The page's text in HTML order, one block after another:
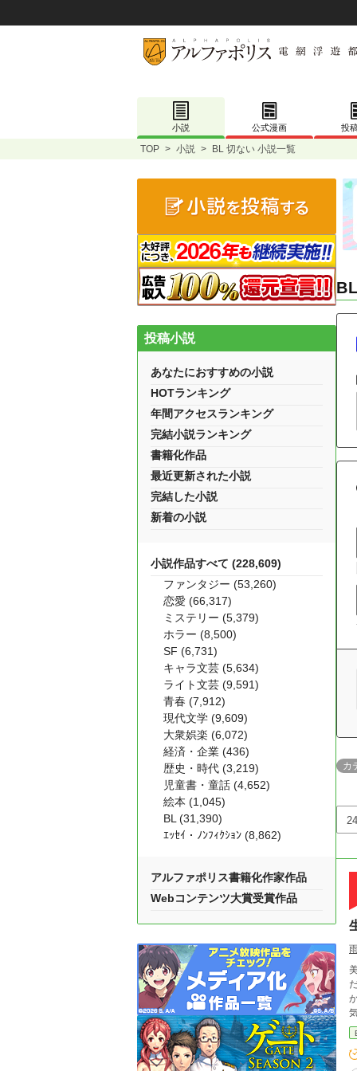
小説 公式漫画 投
TOP > 小説 > BL 切ない 小説一覧
カ
かっていた。
投稿小説
あなたにおすすめの小説
HOTランキング
年間アクセスランキング
完結小説ランキング
書籍化作品
最近更新された小説
完結した小説
新着の小説
小説作品すべて (228,609)
ファンタジー (53,260)
恋愛 (66,317)
ミステリー (5,379)
ホラー (8,500)
SF (6,731)
キャラ文芸 (5,634)
ライト文芸 (9,591)
青春 (7,912)
現代文学 (9,609)
大衆娯楽 (6,072)
経済・企業 (436)
歴史・時代 (3,219)
児童書・童話 (4,652)
絵本 (1,045)
BL (31,390)
ｴｯｾｲ・ﾉﾝﾌｨｸｼｮﾝ (8,862)
アルファポリス書籍化作家作品
Webコンテンツ大賞受賞作品